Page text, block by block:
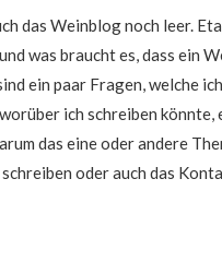
das Weinblog noch leer.
was braucht es, dass ein
ein paar Fragen, welche
ich schreiben
das eine oder andere
oder auch das